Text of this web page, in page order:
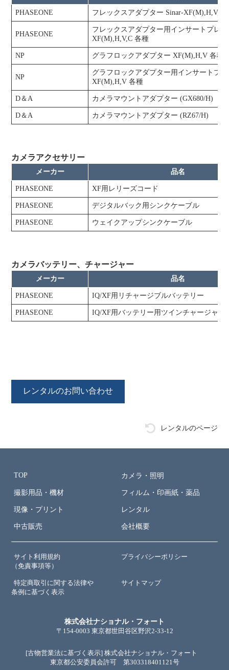
PHASEONE フレックスアダプター Sinar-XF(M),H,V,C
PHASEONE
フレックスアダプター用インサートプレ
XF(M),H,V,C 各種
NP グラフロックアダプター XF(M),H,V 各種
NP
グラフロックアダプター用インサートプ
XF(M),H,V 各種
D＆A カメラマウントアダプター (GX680/H)
D＆A カメラマウントアダプター (RZ67/H)
カメラアクセサリー
メーカー 品名
PHASEONE XF用レリーズコード
PHASEONE デジタルバック用シンクケーブル
PHASEONE ウェイクアップシンクケーブル
カメラバッテリー、チャージャー
メーカー 品名
PHASEONE IQ/XF用リチャージブルバッテリー
PHASEONE IQ/XF用バッテリー用ツインチャージャー
レンタルのお問い合わせ
レンタルのページ
TOP カメラ・照明
撮影用品・機材 フィルム・印画紙・薬品
現像・プリント レンタル
中古販売 会社概要
サイト利用規約
（免責事項等）
プライバシーポリシー
特定商取引に関する法律や
条例に基づく表示
サイトマップ
株式会社ナショナル・フォート
〒154-0003 東京都世田谷区野沢2-33-12
[古物営業法に基づく表示] 株式会社ナショナル・フォート
東京都公安委員会許可 第303318401121号